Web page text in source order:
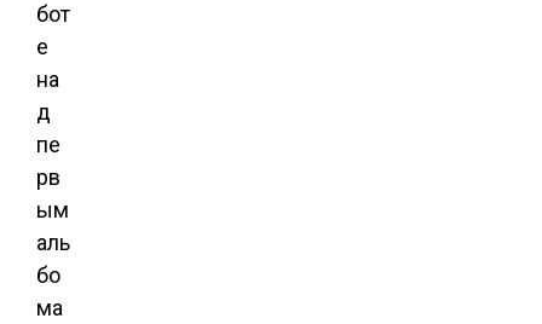
бот
е
на
д
пе
рв
ым
аль
бо
ма